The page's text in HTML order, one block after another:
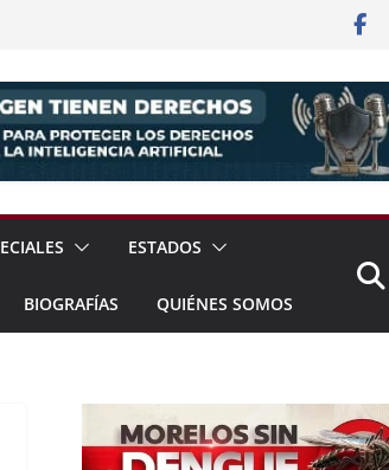
ESTADOS
BIOGRAFÍAS QUIÉNES SOMOS